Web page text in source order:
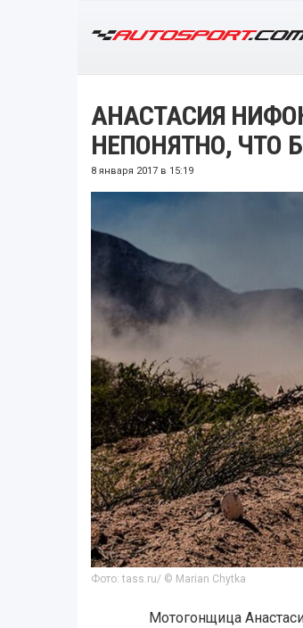
АНАСТАСИЯ
НЕПОНЯТНО, ЧТО
8 января 2017 в 15:19
Фото: tass.ru/ © Marian Chytka
Мотогонщица